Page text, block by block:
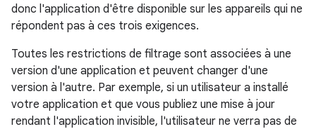
donc l'application d'être disponible sur les appareils qui ne
répondent pas à ces trois exigences.
Toutes les restrictions de filtrage sont associées à une
version d'une application et peuvent changer d'une
version à l'autre. Par exemple, si un utilisateur a installé
votre application et que vous publiez une mise à jour
rendant l'application invisible, l'utilisateur ne verra pas de